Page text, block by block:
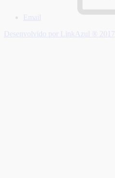
Email
Desenvolvido por LinkAzul ® 2017